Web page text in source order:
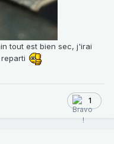
tout est bien sec, j'irai
1